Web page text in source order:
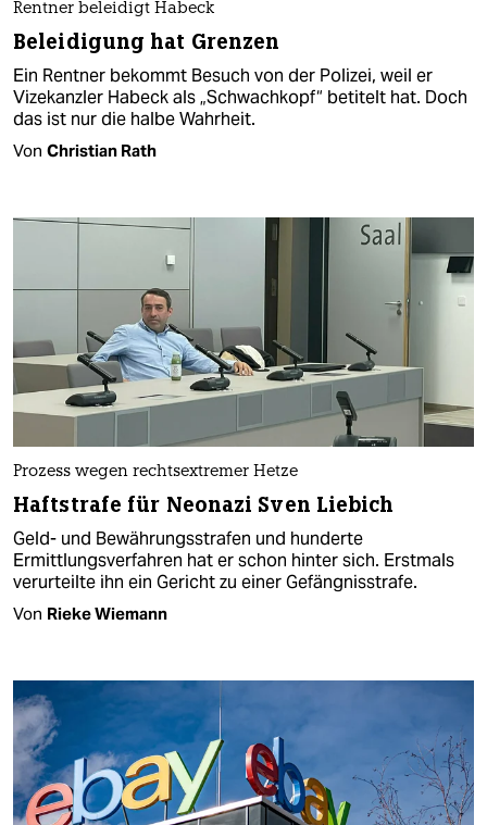
Rentner beleidigt Habeck
Beleidigung hat Grenzen
Ein Rentner bekommt Besuch von der Polizei, weil er
Vizekanzler Habeck als „Schwachkopf“ betitelt hat. Doch
das ist nur die halbe Wahrheit.
Von Christian Rath
Prozess wegen rechtsextremer Hetze
Haftstrafe für Neonazi Sven Liebich
Geld- und Bewährungsstrafen und hunderte
Ermittlungsverfahren hat er schon hinter sich. Erstmals
verurteilte ihn ein Gericht zu einer Gefängnisstrafe.
Von Rieke Wiemann